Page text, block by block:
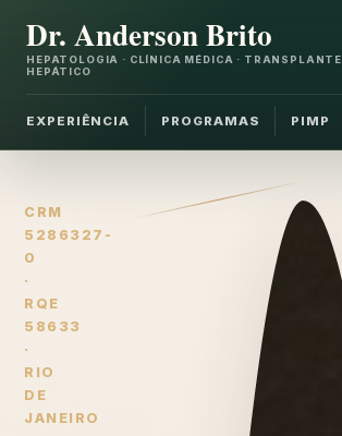
Dr. Anderson Brito
HEPATOLOGIA · CLÍNICA MÉDICA · TRANSPLANTE
HEPÁTICO
EXPERIÊNCIA PROGRAMAS PIMP
CRM
5286327-
0
·
RQE
58633
·
RIO
DE
JANEIRO